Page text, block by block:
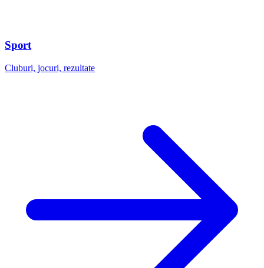
Sport
Cluburi, jocuri, rezultate